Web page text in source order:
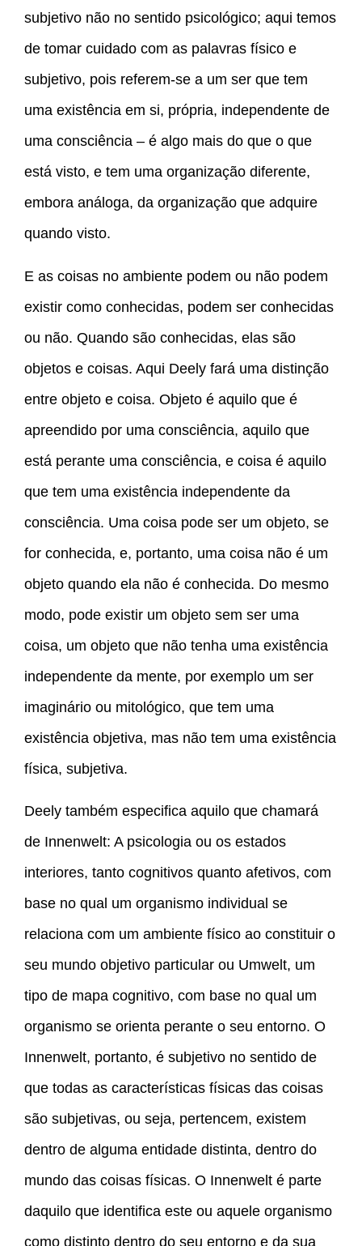
subjetivo não no sentido psicológico; aqui temos
de tomar cuidado com as palavras físico e
subjetivo, pois referem-se a um ser que tem
uma existência em si, própria, independente de
uma consciência – é algo mais do que o que
está visto, e tem uma organização diferente,
embora análoga, da organização que adquire
quando visto.
E as coisas no ambiente podem ou não podem
existir como conhecidas, podem ser conhecidas
ou não. Quando são conhecidas, elas são
objetos e coisas. Aqui Deely fará uma distinção
entre objeto e coisa. Objeto é aquilo que é
apreendido por uma consciência, aquilo que
está perante uma consciência, e coisa é aquilo
que tem uma existência independente da
consciência. Uma coisa pode ser um objeto, se
for conhecida, e, portanto, uma coisa não é um
objeto quando ela não é conhecida. Do mesmo
modo, pode existir um objeto sem ser uma
coisa, um objeto que não tenha uma existência
independente da mente, por exemplo um ser
imaginário ou mitológico, que tem uma
existência objetiva, mas não tem uma existência
física, subjetiva.
Deely também especifica aquilo que chamará
de Innenwelt: A psicologia ou os estados
interiores, tanto cognitivos quanto afetivos, com
base no qual um organismo individual se
relaciona com um ambiente físico ao constituir o
seu mundo objetivo particular ou Umwelt, um
tipo de mapa cognitivo, com base no qual um
organismo se orienta perante o seu entorno. O
Innenwelt, portanto, é subjetivo no sentido de
que todas as características físicas das coisas
são subjetivas, ou seja, pertencem, existem
dentro de alguma entidade distinta, dentro do
mundo das coisas físicas. O Innenwelt é parte
daquilo que identifica este ou aquele organismo
como distinto dentro do seu entorno e da sua